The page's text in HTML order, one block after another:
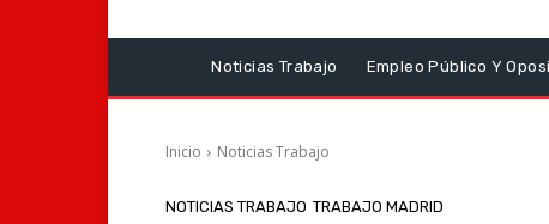
Noticias Trabajo Empleo Público Y
Inicio Noticias Trabajo
NOTICIAS TRABAJO TRABAJO MADRID